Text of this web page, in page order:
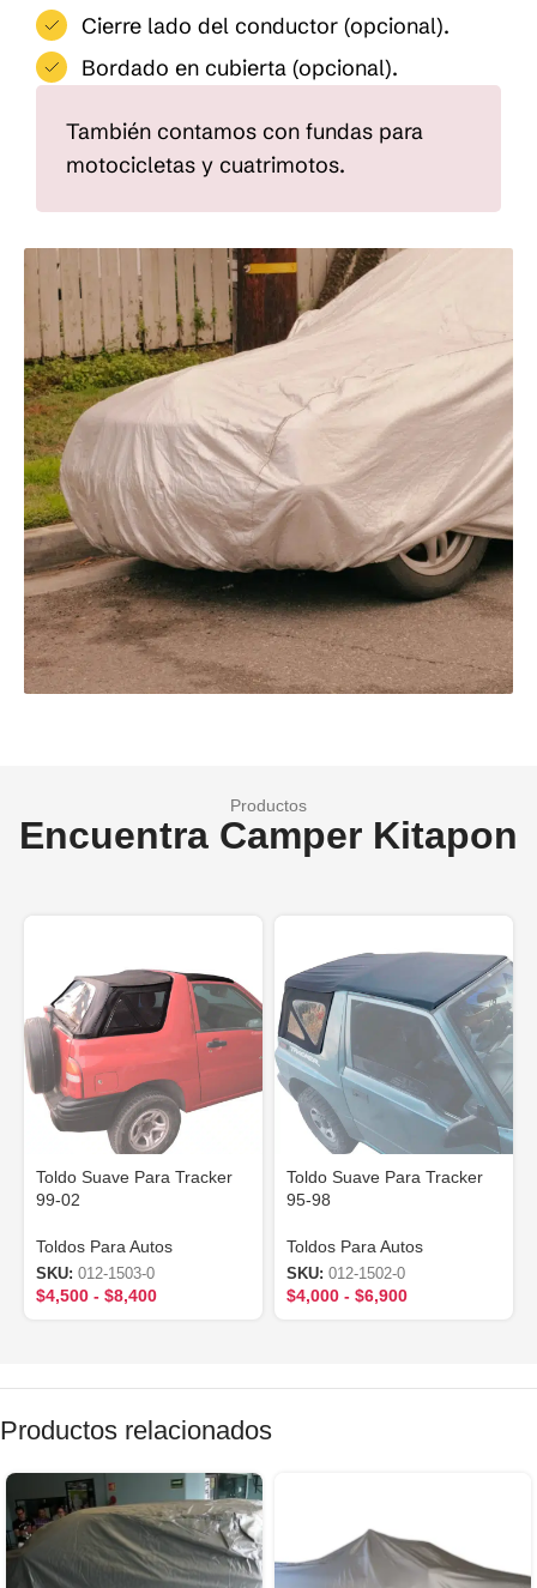
Cierre lado del conductor (opcional).
Bordado en cubierta (opcional).
También contamos con fundas para
motocicletas y cuatrimotos.
Productos
Encuentra Camper Kitapon
Toldo Suave Para Tracker
99-02
Toldos Para Autos
SKU: 012-1503-0
$4,500 - $8,400
Toldo Suave Para Tracker
95-98
Toldos Para Autos
SKU: 012-1502-0
$4,000 - $6,900
Productos relacionados